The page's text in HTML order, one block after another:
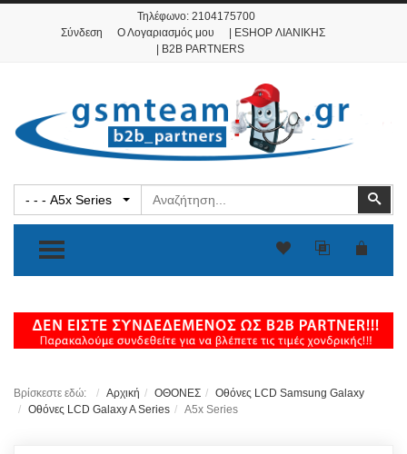
Τηλέφωνο: 2104175700
Σύνδεση
Ο Λογαριασμός μου
| ESHOP ΛΙΑΝΙΚΗΣ
| B2B PARTNERS
- - - A5x Series
TOGGLE MENU
Βρίσκεστε εδώ: Αρχική ΟΘΟΝΕΣ
Οθόνες LCD Samsung Galaxy
Οθόνες LCD Galaxy A Series
A5x Series